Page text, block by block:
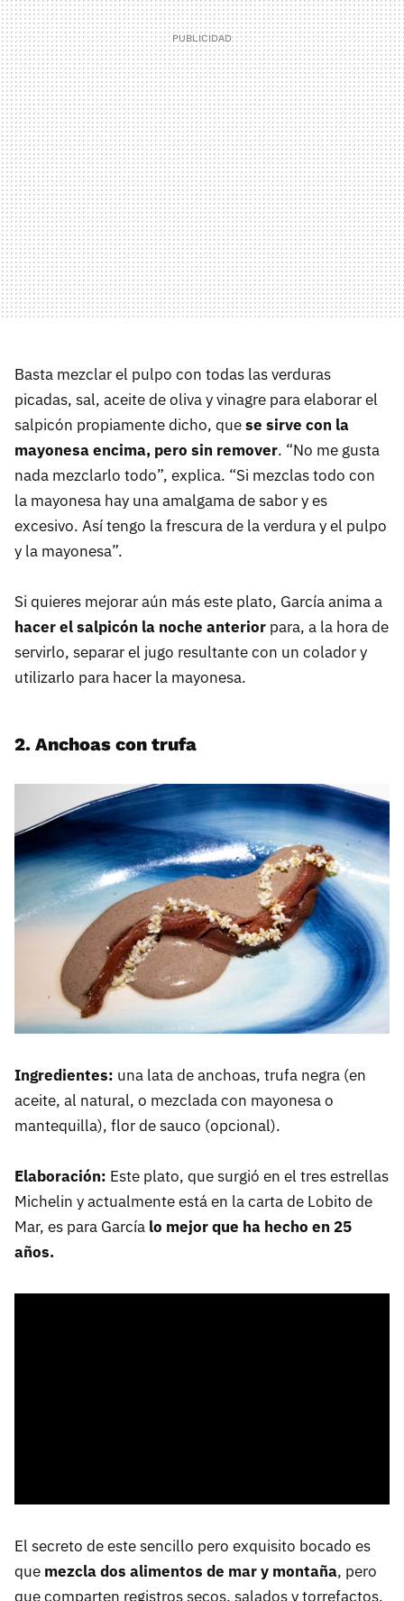
Basta mezclar el pulpo con todas las verduras
picadas, sal, aceite de oliva y vinagre para elaborar el
salpicón propiamente dicho, quese sirve con la
mayonesa encima, pero sin remover. “No me gusta
nada mezclarlo todo”, explica. “Si mezclas todo con
la mayonesa hay una amalgama de sabor y es
excesivo. Así tengo la frescura de la verdura y el pulpo
y la mayonesa”.
Si quieres mejorar aún más este plato, García anima a
hacer el salpicón la noche anterior para, a la hora de
servirlo, separar el jugo resultante con un colador y
utilizarlo para hacer la mayonesa.
2. Anchoas con trufa
Ingredientes: una lata de anchoas, trufa negra (en
aceite, al natural, o mezclada con mayonesa o
mantequilla), flor de sauco (opcional).
Elaboración: Este plato, que surgió en el tres estrellas
Michelin y actualmente está en la carta de Lobito de
Mar, es para García lo mejor que ha hecho en 25
años.
El secreto de este sencillo pero exquisito bocado es
que mezcla dos alimentos de mar y montaña, pero
que comparten registros secos, salados y torrefactos,